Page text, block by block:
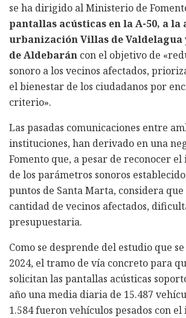
se ha dirigido al Ministerio de
pantallas acústicas en la A-50, a
urbanización Villas de Valdelagua
de Aldebarán con el objetivo de
sonoro a los vecinos afectados,
el bienestar de los ciudadanos por
criterio».
Las pasadas comunicaciones entre
instituciones, han derivado en una
Fomento que, a pesar de reconocer
de los parámetros sonoros
puntos de Santa Marta, considera que
cantidad de vecinos afectados,
presupuestaria.
Como se desprende del estudio que
2024, el tramo de vía concreto para
solicitan las pantallas acústicas
año una media diaria de 15.487
1.584 fueron vehículos pesados con